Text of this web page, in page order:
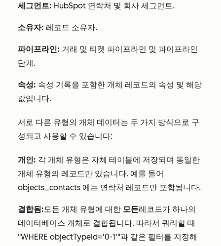
세그먼트: HubSpot 연락처 및 회사 세그먼트.
소유자: 레코드 소유자.
파이프라인: 거래 및 티켓 파이프라인 및 파이프라인
단계.
속성: 속성 기록을 포함한 개체 레코드의 속성 및 해당
값입니다.
서로 다른 유형의 개체 데이터는 두 가지 방식으로 구
성되고 사용할 수 있습니다:
개인: 각 개체 유형은 자체 테이블에 저장되며 동일한
개체 유형의 레코드만 있습니다. 예를 들어
objects_contacts 에는 연락처 레코드만 포함됩니다.
결합됨: 모든 개체 유형에 대한 모든레코드가 하나의
데이터베이스 개체로 결합됩니다. 따라서 쿼리할 때
"WHERE objectTypeId='0-1'"과 같은 필터를 지정해